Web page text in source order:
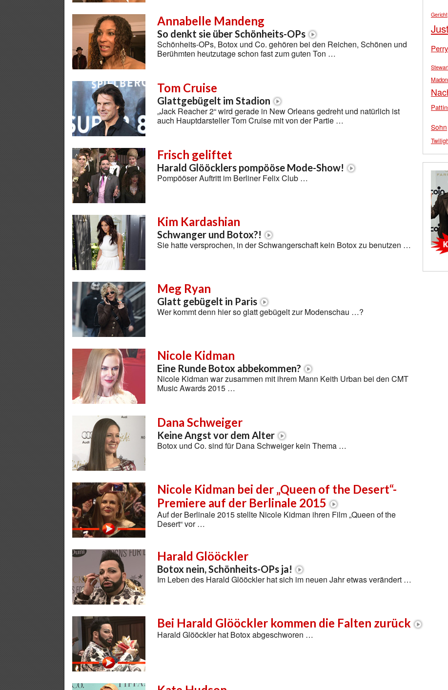
Annabelle Mandeng
So denkt sie über Schönheits-OPs
Schönheits-OPs, Botox und Co. gehören bei den Reichen, Schönen und
Berühmten heutzutage schon fast zum guten Ton …
Tom Cruise
Glattgebügelt im Stadion
„Jack Reacher 2“ wird gerade in New Orleans gedreht und natürlich ist
auch Hauptdarsteller Tom Cruise mit von der Partie …
Frisch geliftet
Harald Glööcklers pompööse Mode-Show!
Pompööser Auftritt im Berliner Felix Club …
Kim Kardashian
Schwanger und Botox?!
Sie hatte versprochen, in der Schwangerschaft kein Botox zu benutzen …
Meg Ryan
Glatt gebügelt in Paris
Wer kommt denn hier so glatt gebügelt zur Modenschau …?
Nicole Kidman
Eine Runde Botox abbekommen?
Nicole Kidman war zusammen mit ihrem Mann Keith Urban bei den CMT
Music Awards 2015 …
Dana Schweiger
Keine Angst vor dem Alter
Botox und Co. sind für Dana Schweiger kein Thema …
Nicole Kidman bei der „Queen of the Desert“-
Premiere auf der Berlinale 2015
Auf der Berlinale 2015 stellte Nicole Kidman ihren Film „Queen of the
Desert“ vor …
Harald Glööckler
Botox nein, Schönheits-OPs ja!
Im Leben des Harald Glööckler hat sich im neuen Jahr etwas verändert …
Bei Harald Glööckler kommen die Falten zurück
Harald Glööckler hat Botox abgeschworen …
Gericht
Perry
Sohn